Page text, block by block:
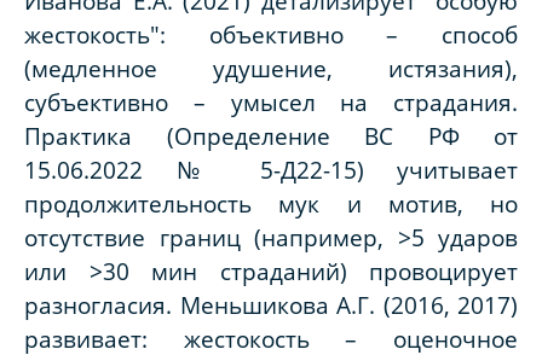
жестокость": объективно – способ
(медленное удушение, истязания),
субъективно – умысел на страдания.
Практика (Определение ВС РФ от
15.06.2022 № 5-Д22-15) учитывает
продолжительность мук и мотив, но
отсутствие границ (например, >5 ударов
или >30 мин страданий) провоцирует
разногласия. Меньшикова А.Г. (2016, 2017)
развивает: жестокость – оценочное